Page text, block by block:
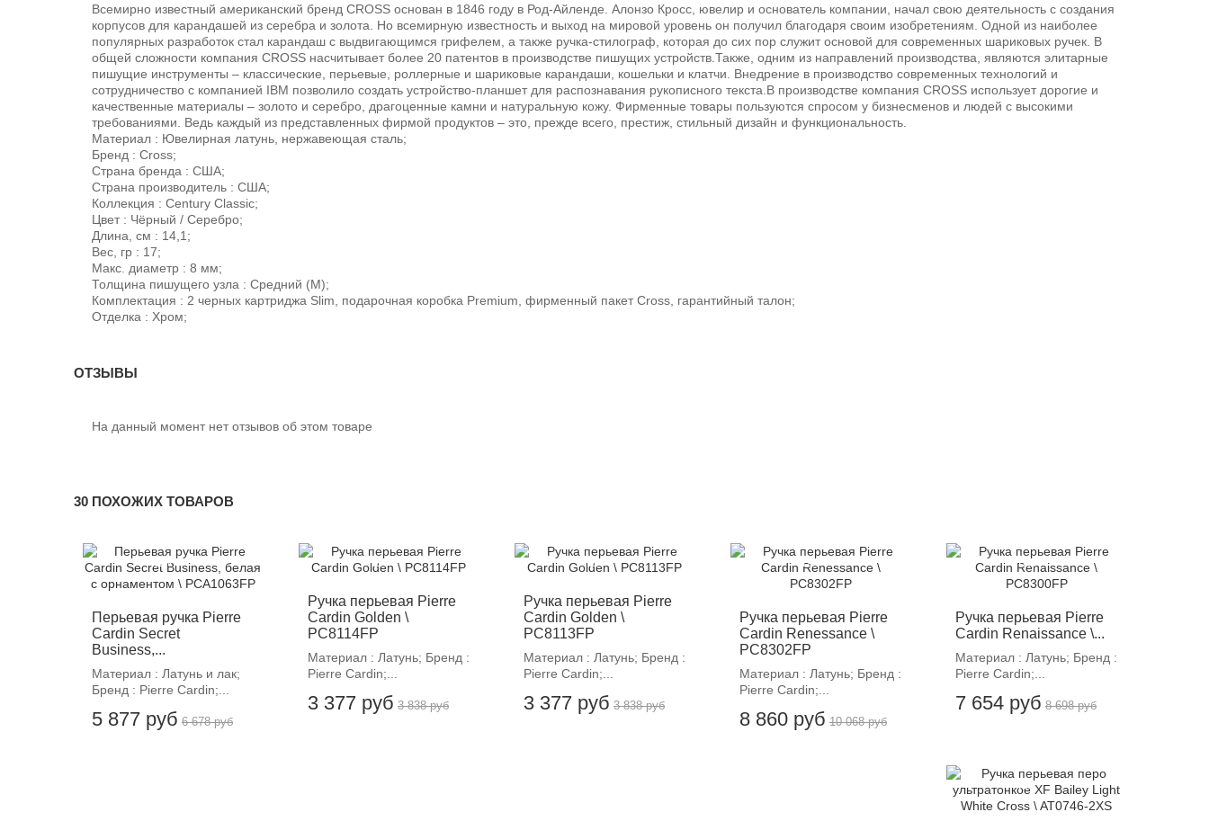
Всемирно известный американский бренд CROSS основан в 1846 году в Род-Айленде. Алонзо Кросс, ювелир и основатель компании, начал свою деятельность с создания
корпусов для карандашей из серебра и золота. Но всемирную известность и выход на мировой уровень он получил благодаря своим изобретениям. Одной из наиболее
популярных разработок стал карандаш с выдвигающимся грифелем, а также ручка-стилограф, которая до сих пор служит основой для современных шариковых ручек. В
общей сложности компания CROSS насчитывает более 20 патентов в производстве пишущих устройств.Также, одним из направлений производства, являются элитарные
пишущие инструменты – классические, перьевые, роллерные и шариковые карандаши, кошельки и клатчи. Внедрение в производство современных технологий и
сотрудничество с компанией IBM позволило создать устройство-планшет для распознавания рукописного текста.В производстве компания CROSS использует дорогие и
качественные материалы – золото и серебро, драгоценные камни и натуральную кожу. Фирменные товары пользуются спросом у бизнесменов и людей с высокими
требованиями. Ведь каждый из представленных фирмой продуктов – это, прежде всего, престиж, стильный дизайн и функциональность.
Материал : Ювелирная латунь, нержавеющая сталь;
Бренд : Cross;
Страна бренда : США;
Страна производитель : США;
Коллекция : Century Classic;
Цвет : Чёрный / Серебро;
Длина, см : 14,1;
Вес, гр : 17;
Макс. диаметр : 8 мм;
Толщина пишущего узла : Средний (М);
Комплектация : 2 черных картриджа Slim, подарочная коробка Premium, фирменный пакет Cross, гарантийный талон;
Отделка : Хром;
ОТЗЫВЫ
На данный момент нет отзывов об этом товаре
30 ПОХОЖИХ ТОВАРОВ
Перьевая ручка Pierre
Cardin Secret
Business,...
Материал : Латунь и лак;
Бренд : Pierre Cardin;...
5 877 руб
-12%
6 678 руб
Ручка перьевая Pierre
Cardin Golden \
PC8114FP
Материал : Латунь; Бренд :
Pierre Cardin;...
3 377 руб
-12%
3 838 руб
Ручка перьевая Pierre
Cardin Golden \
PC8113FP
Материал : Латунь; Бренд :
Pierre Cardin;...
3 377 руб
-12%
3 838 руб
Ручка перьевая Pierre
Cardin Renessance \
PC8302FP
Материал : Латунь; Бренд :
Pierre Cardin;...
8 860 руб
-12%
10 068 руб
Ручка перьевая Pierre
Cardin Renaissance \...
Материал : Латунь; Бренд :
Pierre Cardin;...
7 654 руб
-12%
8 698 руб
-12%